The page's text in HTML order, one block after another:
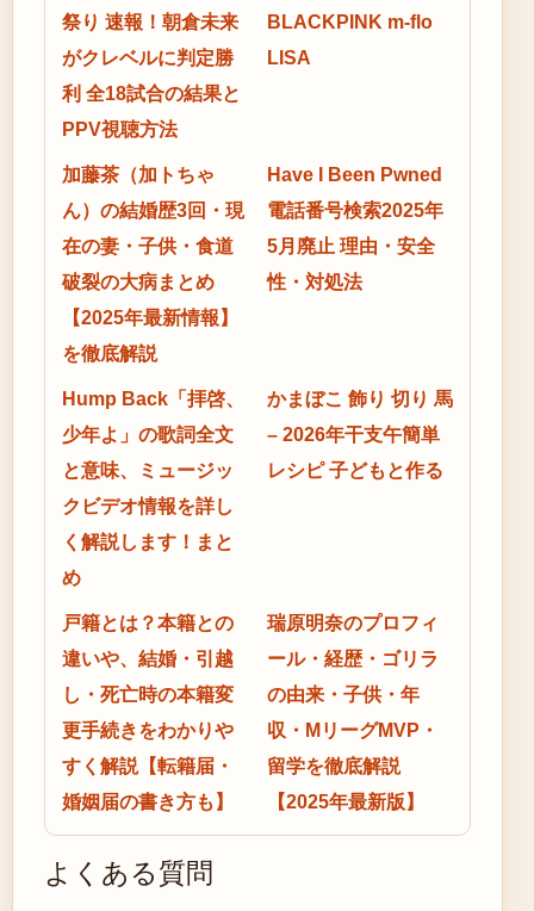
祭り 速報！朝倉未来
がクレベルに判定勝
利 全18試合の結果と
PPV視聴方法
BLACKPINK m-flo
LISA
加藤茶（加トちゃ
ん）の結婚歴3回・現
在の妻・子供・食道
破裂の大病まとめ
【2025年最新情報】
を徹底解説
Have I Been Pwned
電話番号検索2025年
5月廃止 理由・安全
性・対処法
Hump Back「拝啓、
少年よ」の歌詞全文
と意味、ミュージッ
クビデオ情報を詳し
く解説します！まと
め
かまぼこ 飾り 切り 馬
– 2026年干支午簡単
レシピ 子どもと作る
戸籍とは？本籍との
違いや、結婚・引越
し・死亡時の本籍変
更手続きをわかりや
すく解説【転籍届・
婚姻届の書き方も】
瑞原明奈のプロフィ
ール・経歴・ゴリラ
の由来・子供・年
収・MリーグMVP・
留学を徹底解説
【2025年最新版】
よくある質問